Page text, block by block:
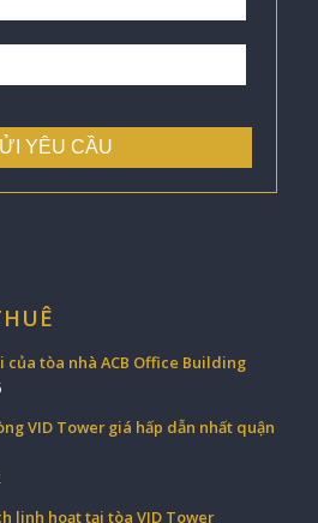
của tòa nhà ACB Office Building
VID Tower giá hấp dẫn nhất quận
linh hoạt tại tòa VID Tower